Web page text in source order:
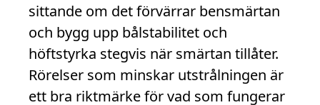
sittande om det förvärrar bensmärtan
och bygg upp bålstabilitet och
höftstyrka stegvis när smärtan tillåter.
Rörelser som minskar utstrålningen är
ett bra riktmärke för vad som fungerar